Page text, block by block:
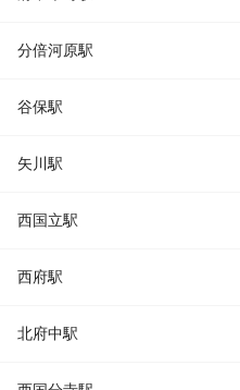
分倍河原駅
谷保駅
矢川駅
西国立駅
西府駅
北府中駅